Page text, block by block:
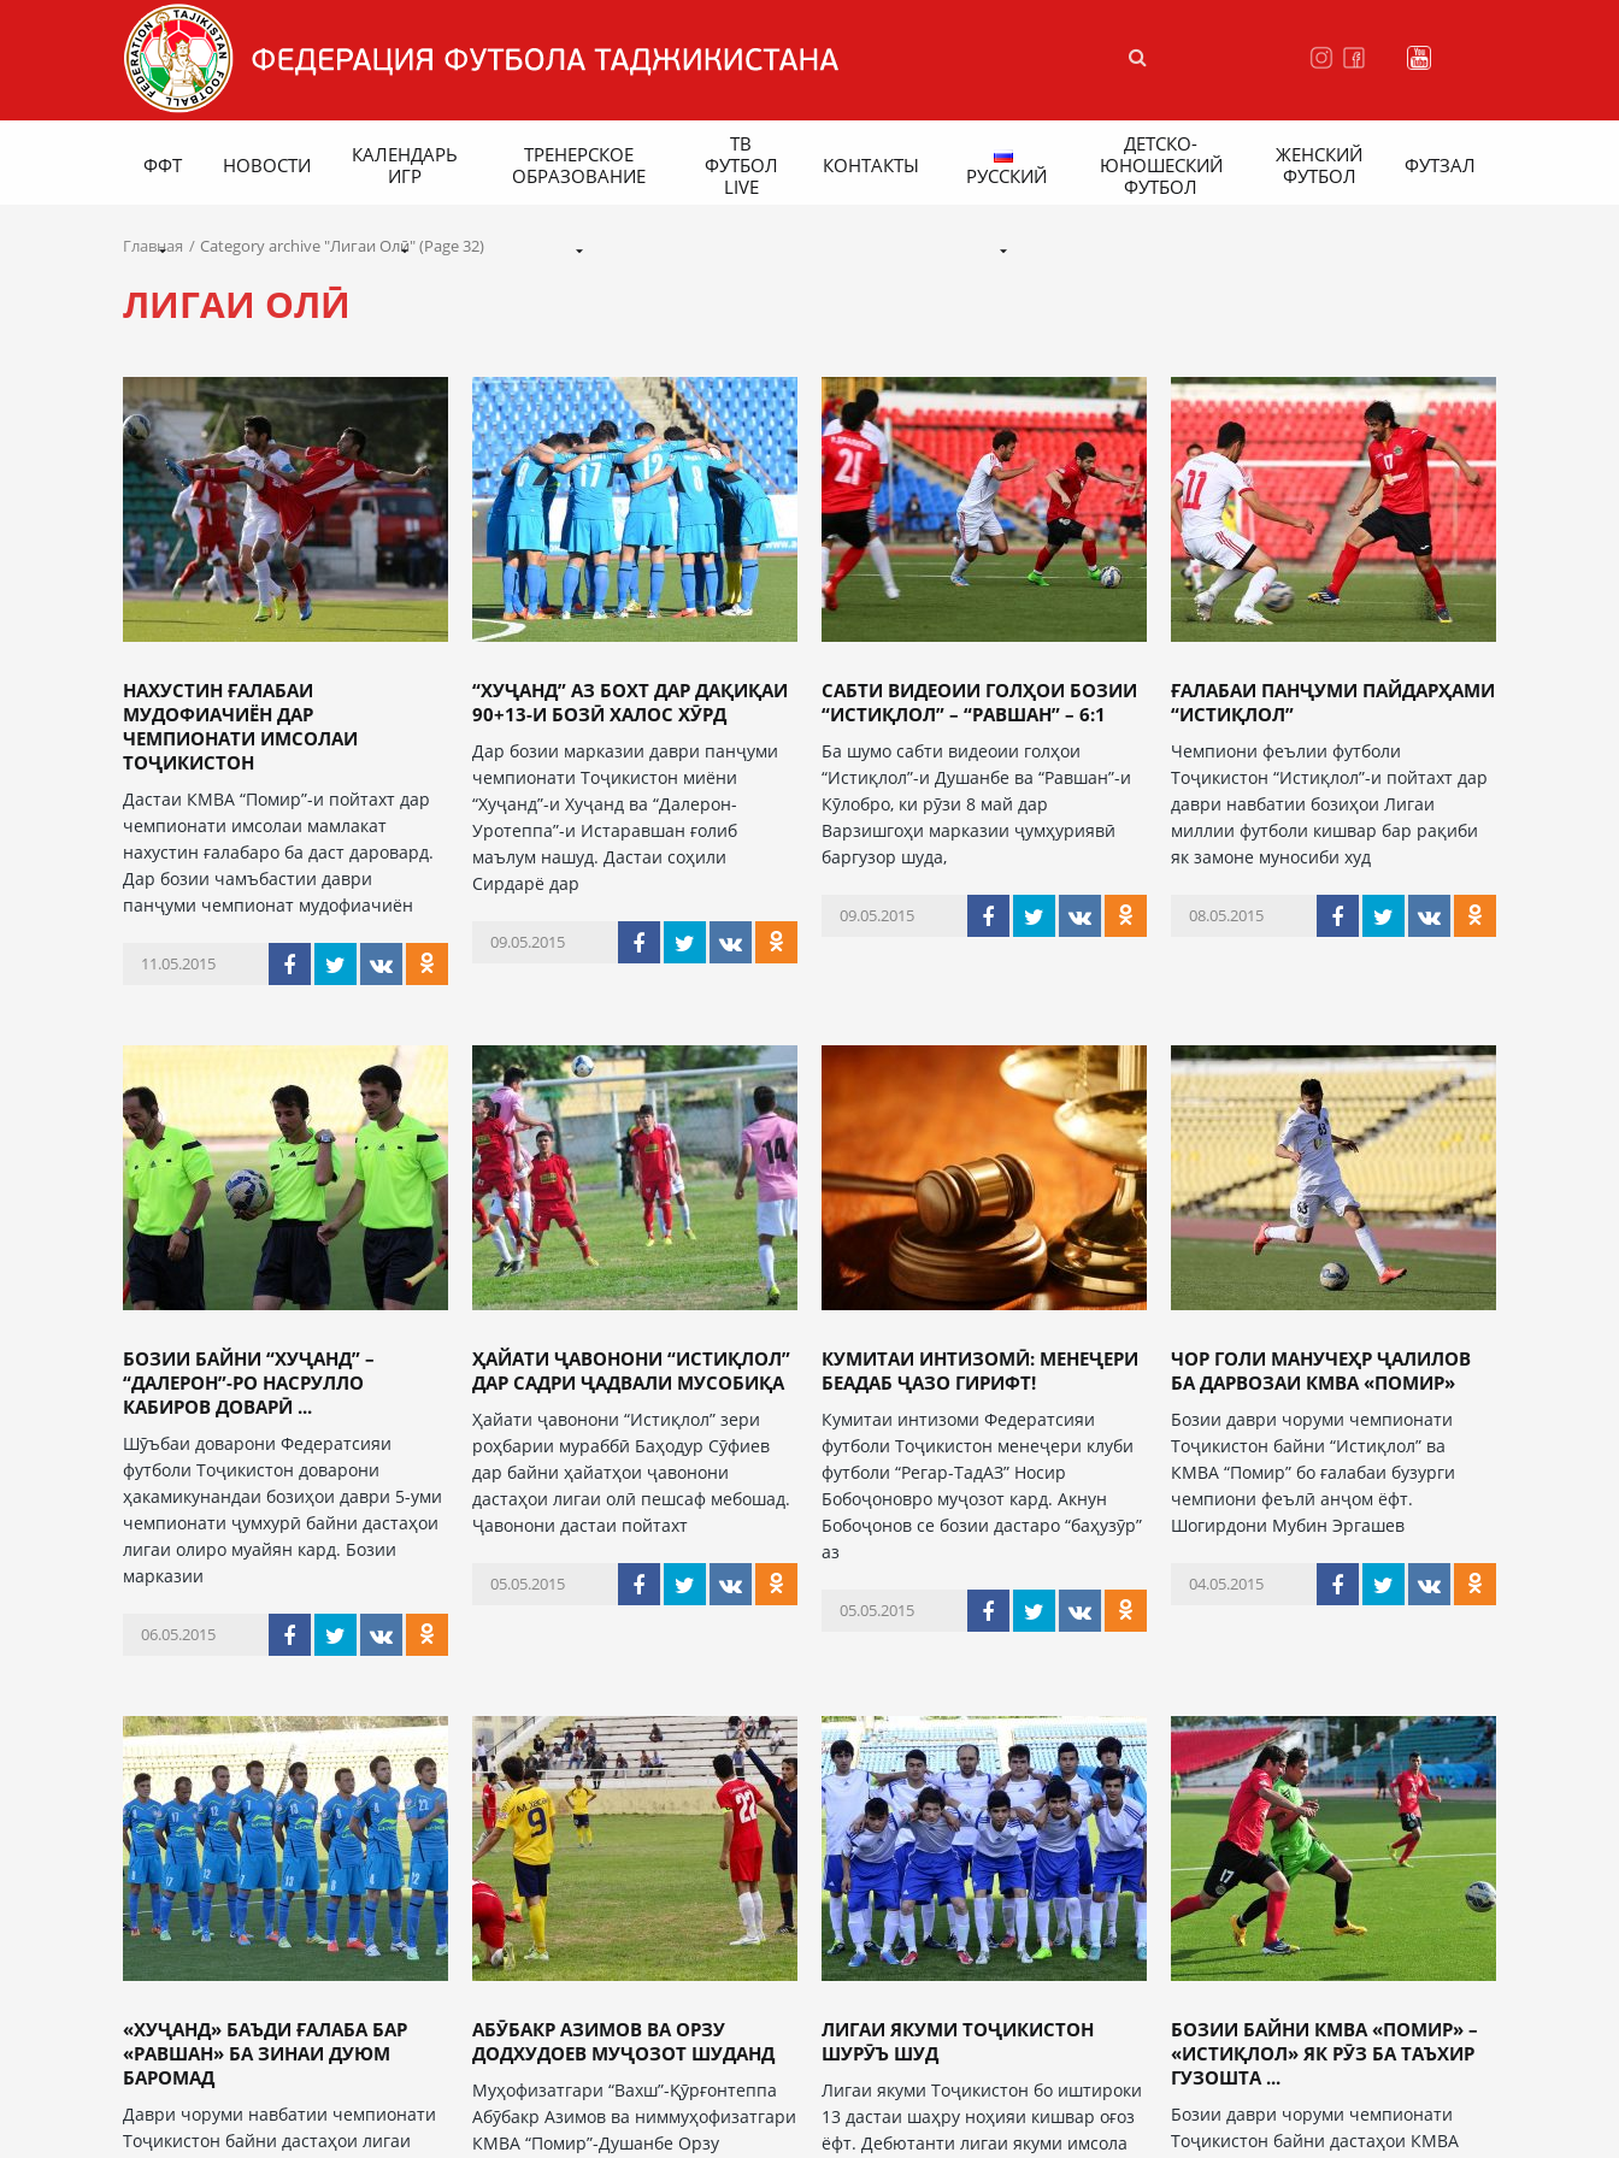
ФФТ НОВОСТИ
КАЛЕНДАРЬ
ИГР
ТРЕНЕРСКОЕ
ОБРАЗОВАНИЕ
ТВ
ФУТБОЛ
LIVE
КОНТАКТЫ РУССКИЙ
ДЕТСКО-
ЮНОШЕСКИЙ
ФУТБОЛ
ЖЕНСКИЙ
ФУТБОЛ
ФУТЗАЛ
Главная Category archive "Лигаи Олӣ" (Page 32)
ЛИГАИ ОЛӢ
НАХУСТИН ҒАЛАБАИ
МУДОФИАЧИЁН ДАР
ЧЕМПИОНАТИ ИМСОЛАИ
ТОҶИКИСТОН
Дастаи КМВА “Помир”-и пойтахт дар
чемпионати имсолаи мамлакат
нахустин ғалабаро ба даст даровард.
Дар бозии чамъбастии даври
панҷуми чемпионат мудофиачиён
11.05.2015
“ХУҶАНД” АЗ БОХТ ДАР ДАҚИҚАИ
90+13-И БОЗӢ ХАЛОС ХӮРД
Дар бозии марказии даври панҷуми
чемпионати Тоҷикистон миёни
“Хуҷанд”-и Хуҷанд ва “Далерон-
Уротеппа”-и Истаравшан ғолиб
маълум нашуд. Дастаи соҳили
Сирдарё дар
09.05.2015
САБТИ ВИДЕОИИ ГОЛҲОИ БОЗИИ
“ИСТИҚЛОЛ” – “РАВШАН” – 6:1
Ба шумо сабти видеоии голҳои
“Истиқлол”-и Душанбе ва “Равшан”-и
Кӯлобро, ки рӯзи 8 май дар
Варзишгоҳи марказии ҷумҳуриявӣ
баргузор шуда,
09.05.2015
ҒАЛАБАИ ПАНҶУМИ ПАЙДАРҲАМИ
“ИСТИҚЛОЛ”
Чемпиони феълии футболи
Тоҷикистон “Истиқлол”-и пойтахт дар
даври навбатии бозиҳои Лигаи
миллии футболи кишвар бар рақиби
як замоне муносиби худ
08.05.2015
БОЗИИ БАЙНИ “ХУҶАНД” –
“ДАЛЕРОН”-РО НАСРУЛЛО
КАБИРОВ ДОВАРӢ ...
Шӯъбаи доварони Федератсияи
футболи Тоҷикистон доварони
ҳакамикунандаи бозиҳои даври 5-уми
чемпионати ҷумхурӣ байни дастаҳои
лигаи олиро муайян кард. Бозии
марказии
06.05.2015
ҲАЙАТИ ҶАВОНОНИ “ИСТИҚЛОЛ”
ДАР САДРИ ҶАДВАЛИ МУСОБИҚА
Ҳайати ҷавонони “Истиқлол” зери
роҳбарии мураббӣ Баҳодур Сӯфиев
дар байни ҳайатҳои ҷавонони
дастаҳои лигаи олӣ пешсаф мебошад.
Ҷавонони дастаи пойтахт
05.05.2015
КУМИТАИ ИНТИЗОМӢ: МЕНЕҶЕРИ
БЕАДАБ ҶАЗО ГИРИФТ!
Кумитаи интизоми Федератсияи
футболи Тоҷикистон менеҷери клуби
футболи “Регар-ТадАЗ” Носир
Бобоҷоновро муҷозот кард. Акнун
Бобоҷонов се бозии дастаро “баҳузӯр”
аз
05.05.2015
ЧОР ГОЛИ МАНУЧЕҲР ҶАЛИЛОВ
БА ДАРВОЗАИ КМВА «ПОМИР»
Бозии даври чоруми чемпионати
Тоҷикистон байни “Истиқлол” ва
КМВА “Помир” бо ғалабаи бузурги
чемпиони феълӣ анҷом ёфт.
Шогирдони Мубин Эргашев
04.05.2015
«ХУҶАНД» БАЪДИ ҒАЛАБА БАР
«РАВШАН» БА ЗИНАИ ДУЮМ
БАРОМАД
Даври чоруми навбатии чемпионати
Тоҷикистон байни дастаҳои лигаи
АБӮБАКР АЗИМОВ ВА ОРЗУ
ДОДХУДОЕВ МУҶОЗОТ ШУДАНД
Муҳофизатгари “Вахш”-Қӯрғонтеппа
Абӯбакр Азимов ва ниммуҳофизатгари
КМВА “Помир”-Душанбе Орзу
ЛИГАИ ЯКУМИ ТОҶИКИСТОН
ШУРӮЪ ШУД
Лигаи якуми Тоҷикистон бо иштироки
13 дастаи шаҳру ноҳияи кишвар оғоз
ёфт. Дебютанти лигаи якуми имсола
БОЗИИ БАЙНИ КМВА «ПОМИР» –
«ИСТИҚЛОЛ» ЯК РӮЗ БА ТАЪХИР
ГУЗОШТА ...
Бозии даври чоруми чемпионати
Тоҷикистон байни дастаҳои КМВА